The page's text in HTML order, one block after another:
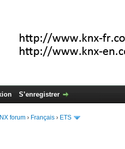
S’enregistrer
forum › Français › ETS